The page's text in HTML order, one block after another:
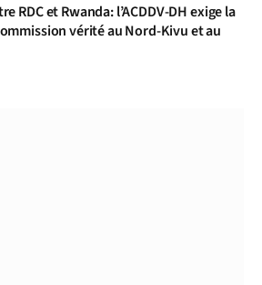
RDC et Rwanda: l’ACDDV-DH exige la
vérité au Nord-Kivu et au